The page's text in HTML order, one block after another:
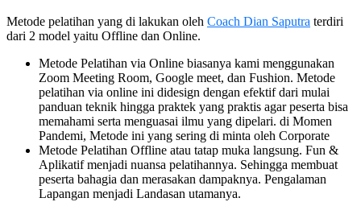
Metode pelatihan yang di lakukan oleh Coach Dian Saputra terdiri
dari 2 model yaitu Offline dan Online.
Metode Pelatihan via Online biasanya kami menggunakan
Zoom Meeting Room, Google meet, dan Fushion. Metode
pelatihan via online ini didesign dengan efektif dari mulai
panduan teknik hingga praktek yang praktis agar peserta bisa
memahami serta menguasai ilmu yang dipelari. di Momen
Pandemi, Metode ini yang sering di minta oleh Corporate
Metode Pelatihan Offline atau tatap muka langsung. Fun &
Aplikatif menjadi nuansa pelatihannya. Sehingga membuat
peserta bahagia dan merasakan dampaknya. Pengalaman
Lapangan menjadi Landasan utamanya.